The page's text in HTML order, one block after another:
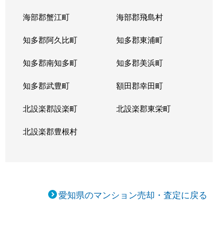
海部郡蟹江町 海部郡飛島村
知多郡阿久比町 知多郡東浦町
知多郡南知多町 知多郡美浜町
知多郡武豊町 額田郡幸田町
北設楽郡設楽町 北設楽郡東栄町
北設楽郡豊根村
愛知県のマンション売却・査定に戻る